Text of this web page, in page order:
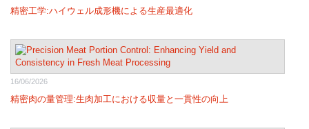
精密工学:ハイウェル成形機による生産最適化
16/06/2026
精密肉の量管理:生肉加工における収量と一貫性の向上